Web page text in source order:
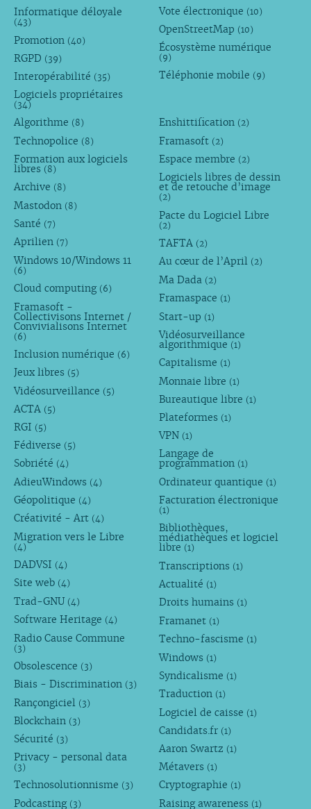
Informatique déloyale
(43)
Promotion (40)
RGPD (39)
Interopérabilité (35)
Logiciels propriétaires
(34)
Vote électronique (10)
OpenStreetMap (10)
Écosystème numérique
(9)
Téléphonie mobile (9)
Algorithme (8)
Technopolice (8)
Formation aux logiciels
libres (8)
Archive (8)
Mastodon (8)
Santé (7)
Aprilien (7)
Windows 10/Windows 11
(6)
Cloud computing (6)
Framasoft -
Collectivisons Internet /
Convivialisons Internet
(6)
Inclusion numérique (6)
Jeux libres (5)
Vidéosurveillance (5)
ACTA (5)
RGI (5)
Fédiverse (5)
Sobriété (4)
AdieuWindows (4)
Géopolitique (4)
Créativité - Art (4)
Migration vers le Libre
(4)
DADVSI (4)
Site web (4)
Trad-GNU (4)
Software Heritage (4)
Radio Cause Commune
(3)
Obsolescence (3)
Biais - Discrimination (3)
Rançongiciel (3)
Blockchain (3)
Sécurité (3)
Privacy - personal data
(3)
Technosolutionnisme (3)
Podcasting (3)
Enshittification (2)
Framasoft (2)
Espace membre (2)
Logiciels libres de dessin
et de retouche d’image
(2)
Pacte du Logiciel Libre
(2)
TAFTA (2)
Au cœur de l’April (2)
Ma Dada (2)
Framaspace (1)
Start-up (1)
Vidéosurveillance
algorithmique (1)
Capitalisme (1)
Monnaie libre (1)
Bureautique libre (1)
Plateformes (1)
VPN (1)
Langage de
programmation (1)
Ordinateur quantique (1)
Facturation électronique
(1)
Bibliothèques,
médiathèques et logiciel
libre (1)
Transcriptions (1)
Actualité (1)
Droits humains (1)
Framanet (1)
Techno-fascisme (1)
Windows (1)
Syndicalisme (1)
Traduction (1)
Logiciel de caisse (1)
Candidats.fr (1)
Aaron Swartz (1)
Métavers (1)
Cryptographie (1)
Raising awareness (1)